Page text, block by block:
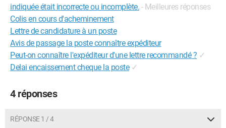
indiquée était incorrecte ou incomplète. - Meilleures réponses
Colis en cours d'acheminement
Lettre de candidature à un poste
Avis de passage la poste connaître expéditeur
Peut-on connaître l'expéditeur d'une lettre recommandé ? ✓
Delai encaissement cheque la poste ✓
4 réponses
RÉPONSE 1 / 4